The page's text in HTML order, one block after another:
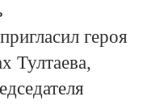
героя
Тултаева,